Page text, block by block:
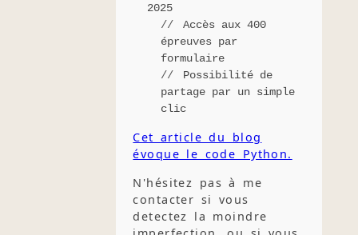
2025
Accès aux 400
épreuves par
formulaire
Possibilité de
partage par un simple
clic
Cet article du blog
évoque le code Python.
N'hésitez pas à me
contacter si vous
detectez la moindre